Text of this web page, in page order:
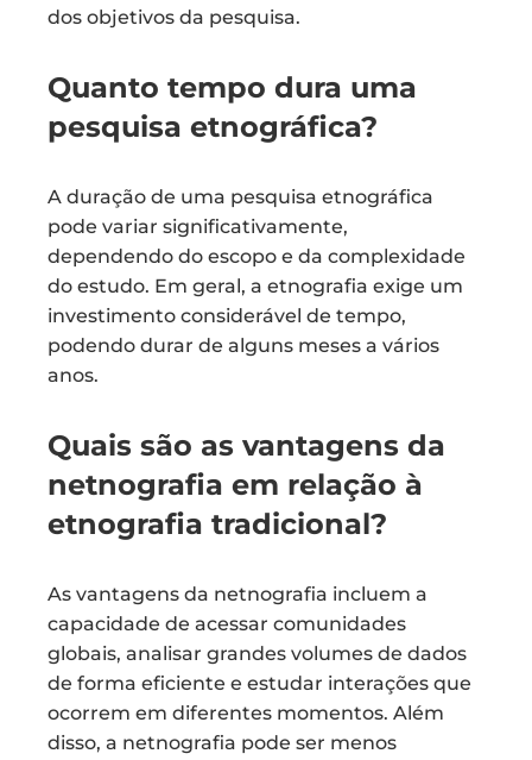
dos objetivos da pesquisa.
Quanto tempo dura uma
pesquisa etnográfica?
A duração de uma pesquisa etnográfica
pode variar significativamente,
dependendo do escopo e da complexidade
do estudo. Em geral, a etnografia exige um
investimento considerável de tempo,
podendo durar de alguns meses a vários
anos.
Quais são as vantagens da
netnografia em relação à
etnografia tradicional?
As vantagens da netnografia incluem a
capacidade de acessar comunidades
globais, analisar grandes volumes de dados
de forma eficiente e estudar interações que
ocorrem em diferentes momentos. Além
disso, a netnografia pode ser menos